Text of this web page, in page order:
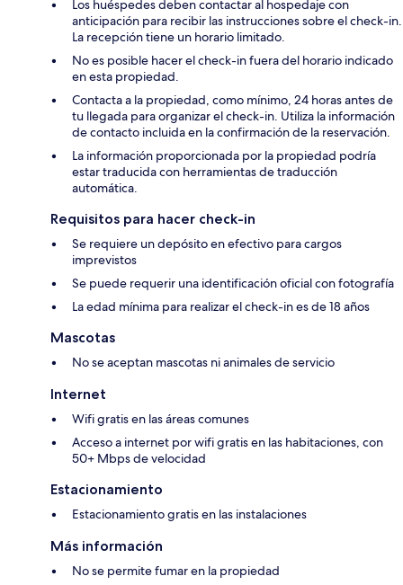
Los huéspedes deben contactar al hospedaje con
anticipación para recibir las instrucciones sobre el check-in.
La recepción tiene un horario limitado.
No es posible hacer el check-in fuera del horario indicado
en esta propiedad.
Contacta a la propiedad, como mínimo, 24 horas antes de
tu llegada para organizar el check-in. Utiliza la información
de contacto incluida en la confirmación de la reservación.
La información proporcionada por la propiedad podría
estar traducida con herramientas de traducción
automática.
Requisitos para hacer check-in
Se requiere un depósito en efectivo para cargos
imprevistos
Se puede requerir una identificación oficial con fotografía
La edad mínima para realizar el check-in es de 18 años
Mascotas
No se aceptan mascotas ni animales de servicio
Internet
Wifi gratis en las áreas comunes
Acceso a internet por wifi gratis en las habitaciones, con
50+ Mbps de velocidad
Estacionamiento
Estacionamiento gratis en las instalaciones
Más información
No se permite fumar en la propiedad